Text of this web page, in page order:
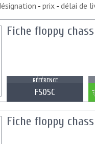
- prix - délai de
Fiche floppy
RÉFÉRENCE
FS05C
Fiche floppy